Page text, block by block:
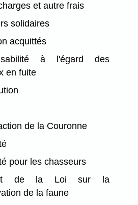
et autre frais
solidaires
acquittés
à l'égard des
en fuite
de la Couronne
pour les chasseurs
de la Loi sur la
de la faune